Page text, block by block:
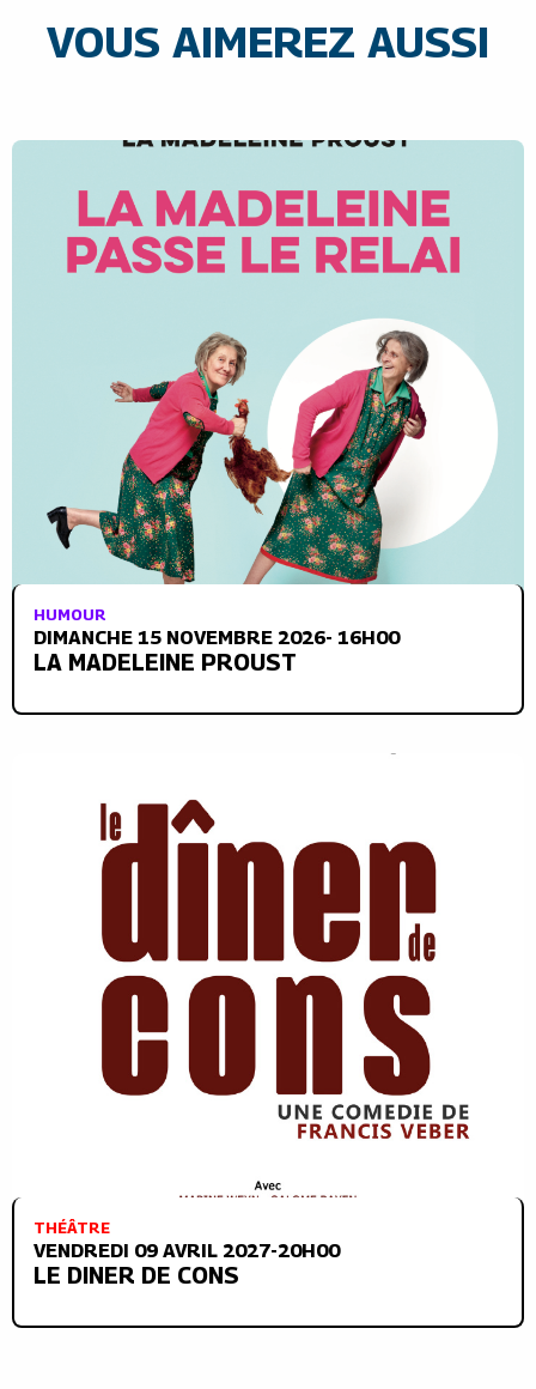
VOUS AIMEREZ AUSSI
HUMOUR
DIMANCHE 15 NOVEMBRE 2026- 16H00
LA MADELEINE PROUST
THÉÂTRE
VENDREDI 09 AVRIL 2027-20H00
LE DINER DE CONS